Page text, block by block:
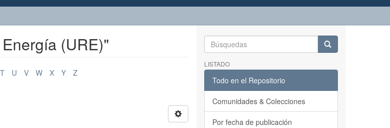
(URE)"
T U V W X Y
Z
LISTADO
Todo en el Repositorio
Comunidades & Colecciones
Por fecha de publicación